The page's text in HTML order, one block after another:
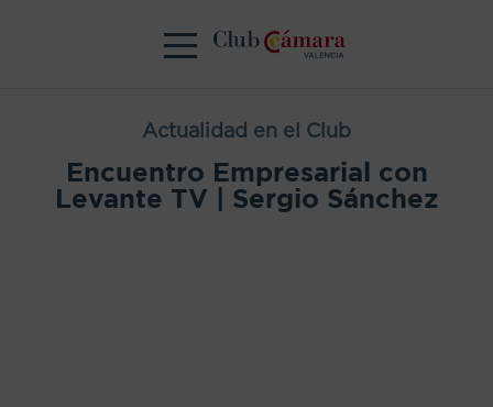
Actualidad en el Club
Encuentro Empresarial con
Levante TV | Sergio Sánchez